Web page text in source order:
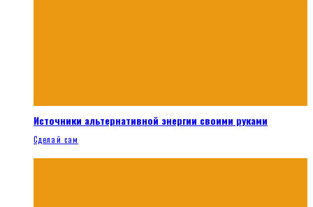
Источники альтернативной энергии своими руками
Сделай сам